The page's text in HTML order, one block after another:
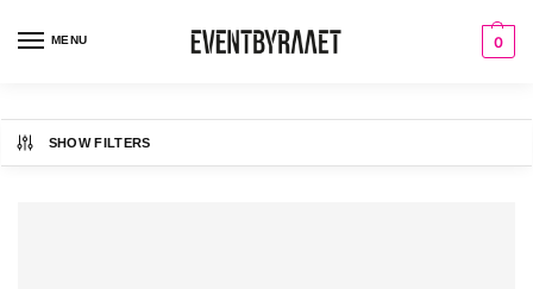
MENU 0
SHOW FILTERS